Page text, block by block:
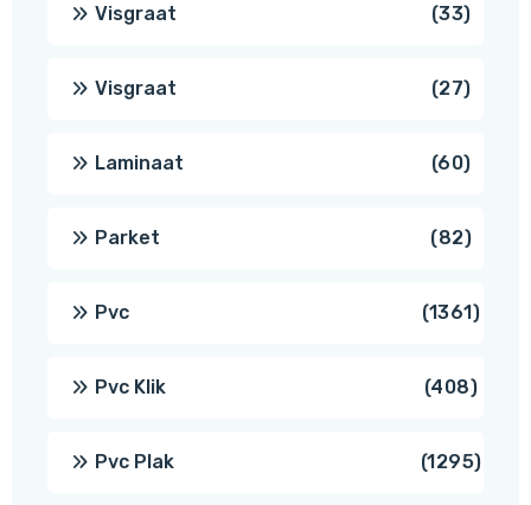
Visgraat 3333
Visgraat 2727
Laminaat 6060
Parket 8282
Pvc 13611361
Pvc Klik 408408
Pvc Plak 12951295